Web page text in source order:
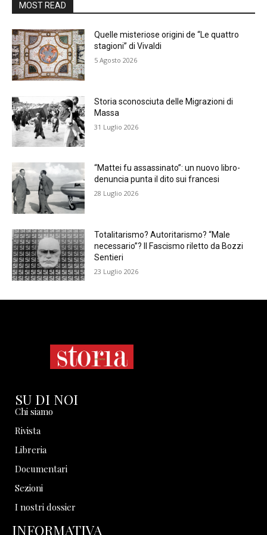
MOST READ
Quelle misteriose origini de “Le quattro
stagioni” di Vivaldi
5 Agosto 2026
Storia sconosciuta delle Migrazioni di
Massa
31 Luglio 2026
“Mattei fu assassinato”: un nuovo libro-
denuncia punta il dito sui francesi
28 Luglio 2026
Totalitarismo? Autoritarismo? “Male
necessario”? Il Fascismo riletto da Bozzi
Sentieri
23 Luglio 2026
SU DI NOI
Chi siamo
Rivista
Libreria
Documentari
Sezioni
I nostri dossier
INFORMATIVA